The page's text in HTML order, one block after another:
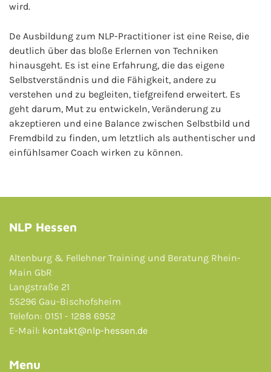
wird.
De Ausbildung zum NLP-Practitioner ist eine Reise, die
deutlich über das bloße Erlernen von Techniken
hinausgeht. Es ist eine Erfahrung, die das eigene
Selbstverständnis und die Fähigkeit, andere zu
verstehen und zu begleiten, tiefgreifend erweitert. Es
geht darum, Mut zu entwickeln, Veränderung zu
akzeptieren und eine Balance zwischen Selbstbild und
Fremdbild zu finden, um letztlich als authentischer und
einfühlsamer Coach wirken zu können.
NLP Hessen
Altenburg & Fellehner Training und Beratung Rhein-
Main GbR
Langstraße 21
55296 Gau-Bischofsheim
Telefon: 0151 - 1288 6952
E-Mail: kontakt@nlp-hessen.de
Menu